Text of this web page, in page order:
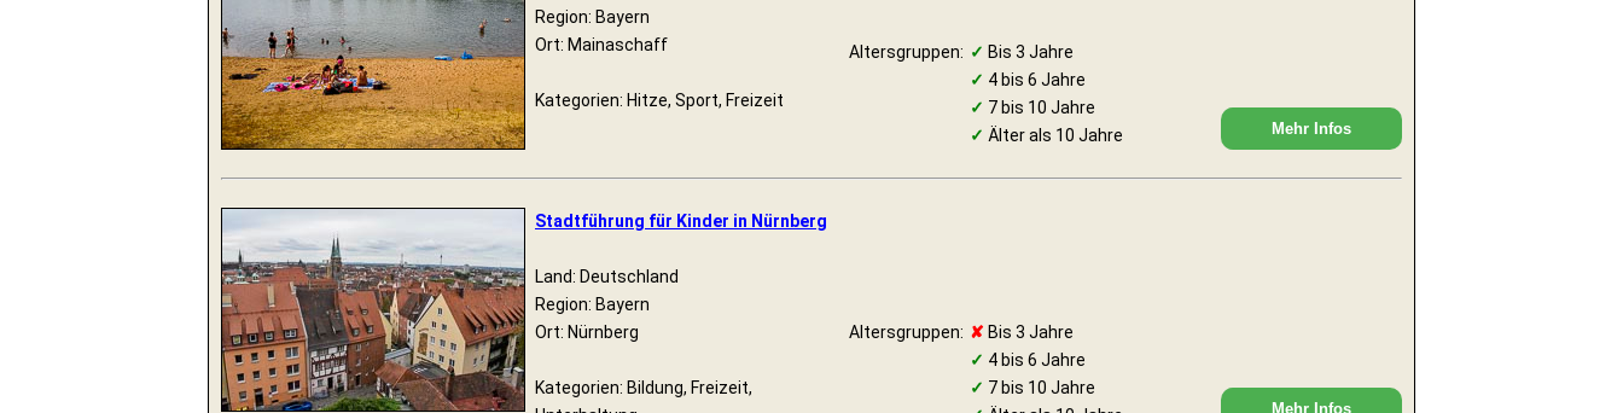
Region: Bayern
Ort: Mainaschaff
Kategorien: Hitze, Sport, Freizeit
Altersgruppen: ✓ Bis 3 Jahre
✓ 4 bis 6 Jahre
✓ 7 bis 10 Jahre
✓ Älter als 10 Jahre Mehr Infos
Stadtführung für Kinder in Nürnberg
Land: Deutschland
Region: Bayern
Ort: Nürnberg
Kategorien: Bildung, Freizeit,
Altersgruppen: ✘ Bis 3 Jahre
✓ 4 bis 6 Jahre
✓ 7 bis 10 Jahre
Mehr Infos